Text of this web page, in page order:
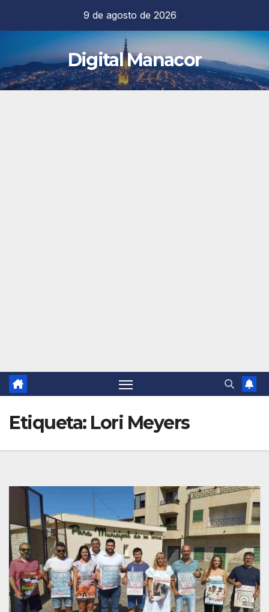
contenido
9 de agosto de 2026
Digital Manacor
Etiqueta: Lori Meyers